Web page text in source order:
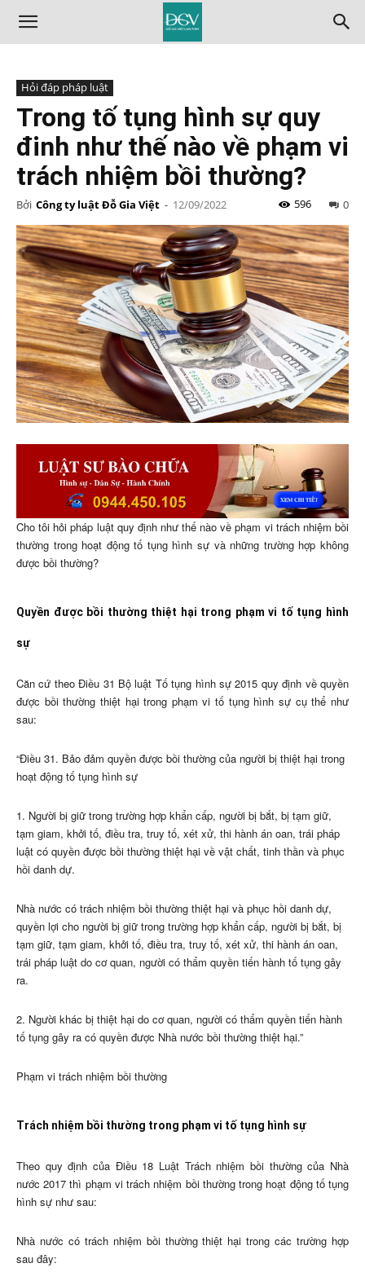
Hỏi đáp pháp luật
Trong tố tụng hình sự quy
đinh như thế nào về phạm vi
trách nhiệm bồi thường?
Bởi Công ty luật Đỗ Gia Việt - 12/09/2022 0
596
Cho tôi hỏi pháp luật quy định như thế nào về phạm vi trách nhiệm bồi
thường trong hoạt động tố tụng hình sự và những trường hợp không
được bồi thường?
Quyền được bồi thường thiệt hại trong phạm vi tố tụng hình
sự
Căn cứ theo Điều 31 Bộ luật Tố tụng hình sự 2015 quy định về quyền
được bồi thường thiệt hại trong phạm vi tố tụng hình sự cụ thể như
sau:
“Điều 31. Bảo đảm quyền được bồi thường của người bị thiệt hại trong
hoạt động tố tụng hình sự
1. Người bị giữ trong trường hợp khẩn cấp, người bị bắt, bị tạm giữ,
tạm giam, khởi tố, điều tra, truy tố, xét xử, thi hành án oan, trái pháp
luật có quyền được bồi thường thiệt hại về vật chất, tinh thần và phục
hồi danh dự.
Nhà nước có trách nhiệm bồi thường thiệt hại và phục hồi danh dự,
quyền lợi cho người bị giữ trong trường hợp khẩn cấp, người bị bắt, bị
tạm giữ, tạm giam, khởi tố, điều tra, truy tố, xét xử, thi hành án oan,
trái pháp luật do cơ quan, người có thẩm quyền tiến hành tố tụng gây
ra.
2. Người khác bị thiệt hại do cơ quan, người có thẩm quyền tiến hành
tố tụng gây ra có quyền được Nhà nước bồi thường thiệt hại.”
Phạm vi trách nhiệm bồi thường
Trách nhiệm bồi thường trong phạm vi tố tụng hình sự
Theo quy định của Điều 18 Luật Trách nhiệm bồi thường của Nhà
nước 2017 thì phạm vi trách nhiệm bồi thường trong hoạt động tố tụng
hình sự như sau:
Nhà nước có trách nhiệm bồi thường thiệt hại trong các trường hợp
sau đây: